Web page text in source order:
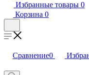
Избранные товары 0
Корзина 0
Сравнение0